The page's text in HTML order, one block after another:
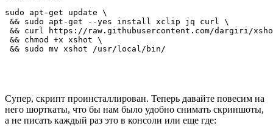
sudo apt-get update \
&& sudo apt-get --yes install xclip jq curl \
&& curl https://raw.githubusercontent.com/dargiri/
&& chmod +x xshot \
Супер, скрипт проинсталлирован. Теперь давайте повесим на
него шорткаты, что бы нам было удобно снимать скриншоты,
а не писать каждый раз это в консоли или еще где: